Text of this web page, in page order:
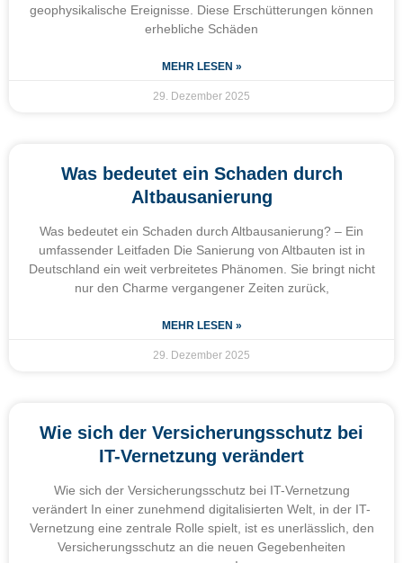
geophysikalische Ereignisse. Diese Erschütterungen können
erhebliche Schäden
MEHR LESEN »
29. Dezember 2025
Was bedeutet ein Schaden durch
Altbausanierung
Was bedeutet ein Schaden durch Altbausanierung? – Ein
umfassender Leitfaden Die Sanierung von Altbauten ist in
Deutschland ein weit verbreitetes Phänomen. Sie bringt nicht
nur den Charme vergangener Zeiten zurück,
MEHR LESEN »
29. Dezember 2025
Wie sich der Versicherungsschutz bei
IT-Vernetzung verändert
Wie sich der Versicherungsschutz bei IT-Vernetzung
verändert In einer zunehmend digitalisierten Welt, in der IT-
Vernetzung eine zentrale Rolle spielt, ist es unerlässlich, den
Versicherungsschutz an die neuen Gegebenheiten